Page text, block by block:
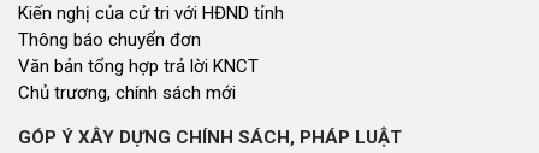
Kiến nghị của cử tri với HĐND tỉnh
Thông báo chuyển đơn
Văn bản tổng hợp trả lời KNCT
Chủ trương, chính sách mới
GÓP Ý XÂY DỰNG CHÍNH SÁCH, PHÁP LUẬT